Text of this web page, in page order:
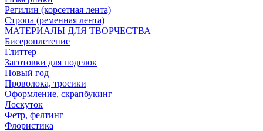
Регилин (корсетная лента)
Стропа (ременная лента)
МАТЕРИАЛЫ ДЛЯ ТВОРЧЕСТВА
Бисероплетение
Глиттер
Заготовки для поделок
Новый год
Проволока, тросики
Оформление, скрапбукинг
Лоскуток
Фетр, фелтинг
Флористика